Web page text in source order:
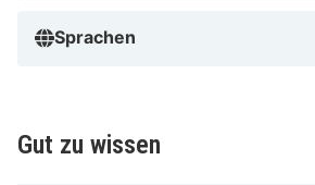
Sprachen
Gut zu wissen